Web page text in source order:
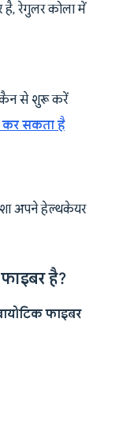
है, रेगुलर कोला में
कैन से शुरू करें
कर सकता है
अपने हेल्थकेयर
है?
फाइबर